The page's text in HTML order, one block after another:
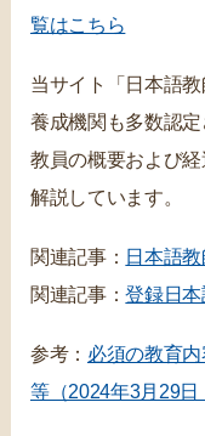
覧はこちら
当サイト「日本語
養成機関も多数認
教員の概要および
解説しています。
関連記事： 日本語
関連記事：登録日
参考： 必須の教育
等（2024年3月29